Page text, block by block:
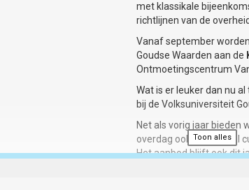
met klassikale
richtlijnen van de
Vanaf september
Goudse Waarden aan de
Ontmoetingscentrum
Wat is er leuker dan nu
bij de Volksuniversiteit
Net als vorig jaar bieden
overdag ook een aantal
Het aanbod blijft ook dit
belangrijk vinden dat
Toon alles